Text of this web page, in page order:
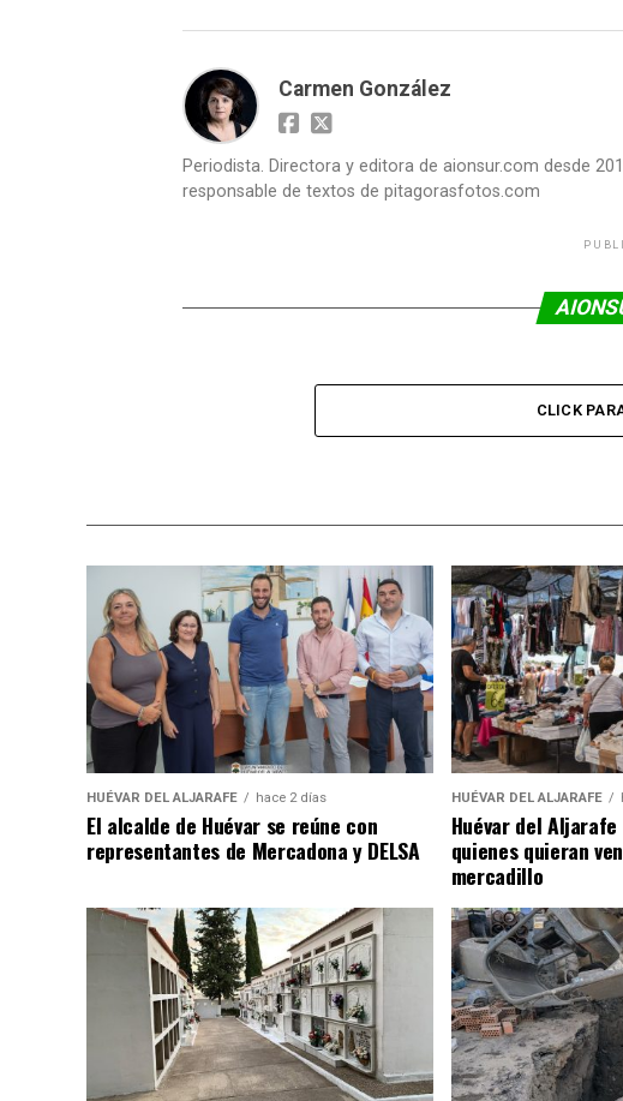
Carmen González
Periodista. Directora y editora de aionsur.com desde
responsable de textos de pitagorasfotos.com
CLICK
HUÉVAR DEL ALJARAFE hace 2 días
El alcalde de Huévar se reúne con
representantes de Mercadona y DELSA
HUÉVAR DEL ALJARAFE
Huévar del
quienes quieran
mercadillo